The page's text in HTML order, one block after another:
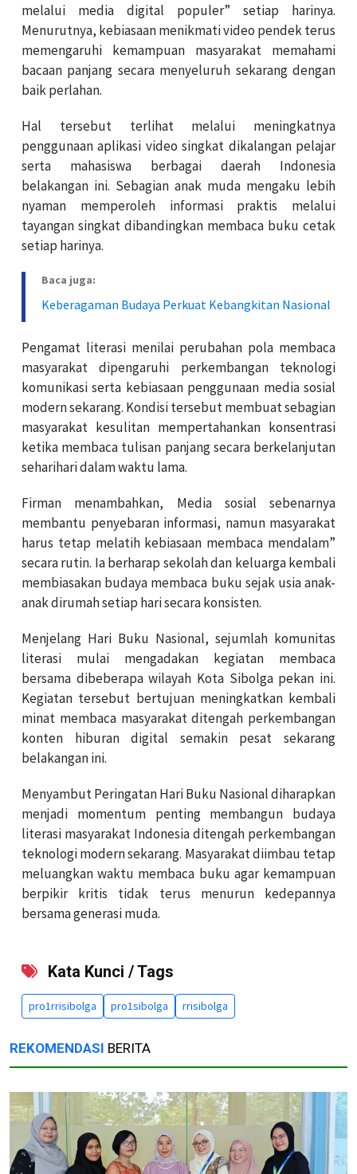
melalui media digital populer” setiap harinya.
Menurutnya, kebiasaan menikmati video pendek terus
memengaruhi kemampuan masyarakat memahami
bacaan panjang secara menyeluruh sekarang dengan
baik perlahan.
Hal tersebut terlihat melalui meningkatnya
penggunaan aplikasi video singkat dikalangan pelajar
serta mahasiswa berbagai daerah Indonesia
belakangan ini. Sebagian anak muda mengaku lebih
nyaman memperoleh informasi praktis melalui
tayangan singkat dibandingkan membaca buku cetak
setiap harinya.
Baca juga:
Keberagaman Budaya Perkuat Kebangkitan Nasional
Pengamat literasi menilai perubahan pola membaca
masyarakat dipengaruhi perkembangan teknologi
komunikasi serta kebiasaan penggunaan media sosial
modern sekarang. Kondisi tersebut membuat sebagian
masyarakat kesulitan mempertahankan konsentrasi
ketika membaca tulisan panjang secara berkelanjutan
seharihari dalam waktu lama.
Firman menambahkan, Media sosial sebenarnya
membantu penyebaran informasi, namun masyarakat
harus tetap melatih kebiasaan membaca mendalam”
secara rutin. Ia berharap sekolah dan keluarga kembali
membiasakan budaya membaca buku sejak usia anak-
anak dirumah setiap hari secara konsisten.
Menjelang Hari Buku Nasional, sejumlah komunitas
literasi mulai mengadakan kegiatan membaca
bersama dibeberapa wilayah Kota Sibolga pekan ini.
Kegiatan tersebut bertujuan meningkatkan kembali
minat membaca masyarakat ditengah perkembangan
konten hiburan digital semakin pesat sekarang
belakangan ini.
Menyambut Peringatan Hari Buku Nasional diharapkan
menjadi momentum penting membangun budaya
literasi masyarakat Indonesia ditengah perkembangan
teknologi modern sekarang. Masyarakat diimbau tetap
meluangkan waktu membaca buku agar kemampuan
berpikir kritis tidak terus menurun kedepannya
bersama generasi muda.
Kata Kunci / Tags
pro1rrisibolga pro1sibolga rrisibolga
REKOMENDASI BERITA